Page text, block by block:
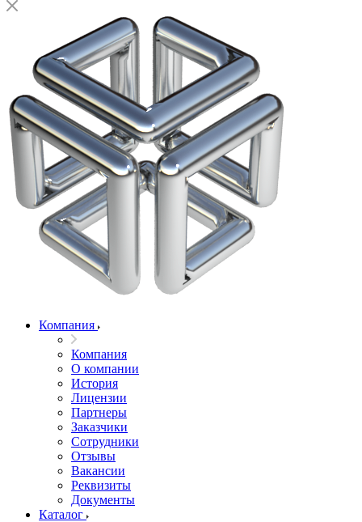
Компания
Компания
О компании
История
Лицензии
Партнеры
Заказчики
Сотрудники
Отзывы
Вакансии
Реквизиты
Документы
Каталог